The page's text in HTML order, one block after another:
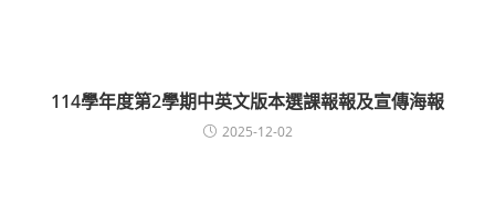
114學年度第2學期中英文版本選課報報及宣傳海報
2025-12-02